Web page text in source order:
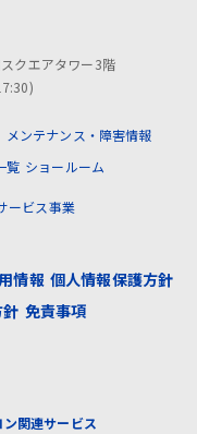
クエアタワー3階
メンテナンス・障害情報
覧 ショールーム
ービス事業
情報 個人情報保護方針
免責事項
ン関連サービス